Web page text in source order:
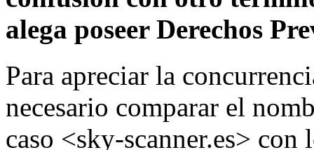
alega poseer Derechos
Para apreciar la
necesario comparar el
caso <sky-scanner.es> con